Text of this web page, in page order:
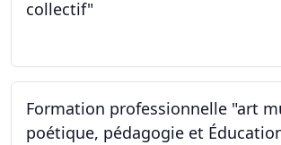
collectif"
Formation professionnelle "art
poétique, pédagogie et